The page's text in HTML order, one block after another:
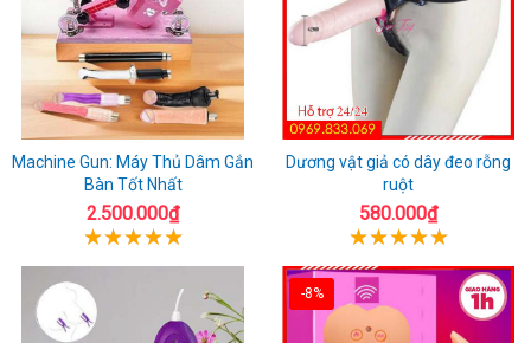
Machine Gun: Máy Thủ Dâm Gắn
Bàn Tốt Nhất
2.500.000₫
Dương vật giả có dây đeo rỗng
ruột
580.000₫
-8%